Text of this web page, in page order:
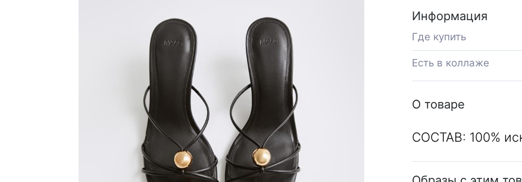
Информация
Где купить
Есть в коллаже
О товаре
СОСТАВ: 100%